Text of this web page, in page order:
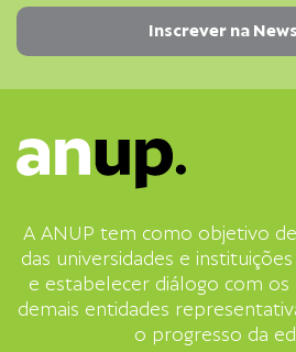
A ANUP tem como objetivo
das universidades e
e estabelecer diálogo com os
demais entidades
o progresso da